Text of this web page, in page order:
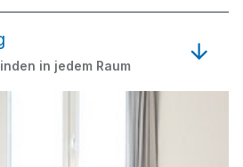
in jedem Raum